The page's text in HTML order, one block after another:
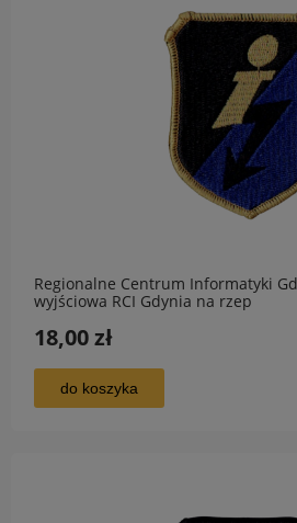
Regionalne Centrum Informatyki
wyjściowa RCI Gdynia na rzep
18,00 zł
do koszyka